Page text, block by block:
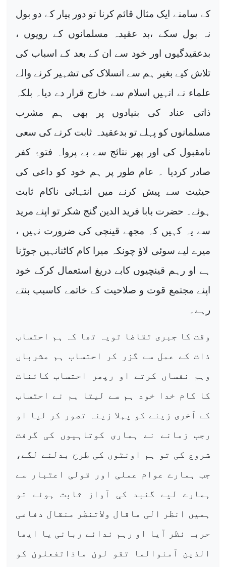
کے سامنے ایک مثال قائم کرنا تو دور پیار کے دو بول
نہ بول سکے ،بد عقیدہ مسلمانوں کے رویوں ،
بدعقیدگیوں اور خود سے ان کے بعد کے اسباب کی
تلاش کیے بغیر ہم سے انسلاک کی تشہیر کرنے والے
علماء نے انہیں اسلام سے خارج قرار دے دیا۔ بلکہ
ذاتی عناد کی بنیادوں پر بھی ہم مشرب
مسلمانوں کو پہلے تو بدعقیدہ ثابت کرنے کی سعی
نامقبول کی اور پھر نتائج سے بے پرواہ فتوۂ کفر
صادر کردیا ۔ عام طور پر ہم خود کو داعی کی
حیثیت سے پیش کرنے میں انتہائی ناکام ثابت
ہوئے۔ حضرت بابا فرید الدین گنج شکر تو اپنے مرید
سے یہ کہیں کہ مجھے قینچی کی ضرورت نہیں ،
میرے لیے سوئی لاؤ چونکہ میرا کام کاٹنانہیں جوڑنا
ہے او رہم قینچیوں کابے دریغ استعمال کرکے خود
اپنے مجتمع قوت و صلاحیت کے خاتمے کاسبب بنتے
رہے۔
وقت کا جبری تقاضا تویہ تھا کہ ہم احتساب
ذات کے عمل سے گزر کر احتساب ہم مشرباں
وہم نفساں کرتے او رپھر احتساب کائنات
کا کام خدا خود ہم سے لیتا ہم نے احتساب
کے آخری زینے کو پہلا زینہ تصور کر لیا او
رجب زمانے نے ہماری کوتاہیوں کی گرفت
شروع کی تو ہم اونٹوں کی طرح بدلنے لگے،
جب ہمارے عوام عملی اور قولی اعتبار سے
ہمارے لیے گنبد کی آواز ثابت ہوئے تو
ہمیں انظر الی ماقال ولاتنظر منقال دفاعی
حربہ نظر آیا او رہم ندائے ربانی یا ایھا
الذین آمنوالما تقو لون ماذاتفعلون کو